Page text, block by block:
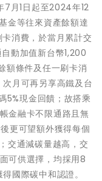
月1日起至2024年12
金等往來資產餘額達
消費，於當月累計交
動加值新台幣1,200
額條件及任一刷卡消
月可再另享高鐵及台
5%現金回饋；故搭乘
金融卡不限通路且無
更可望額外獲得每個
交通減碳量越高，交
可供選擇，均採用8
國際碳中和認證。